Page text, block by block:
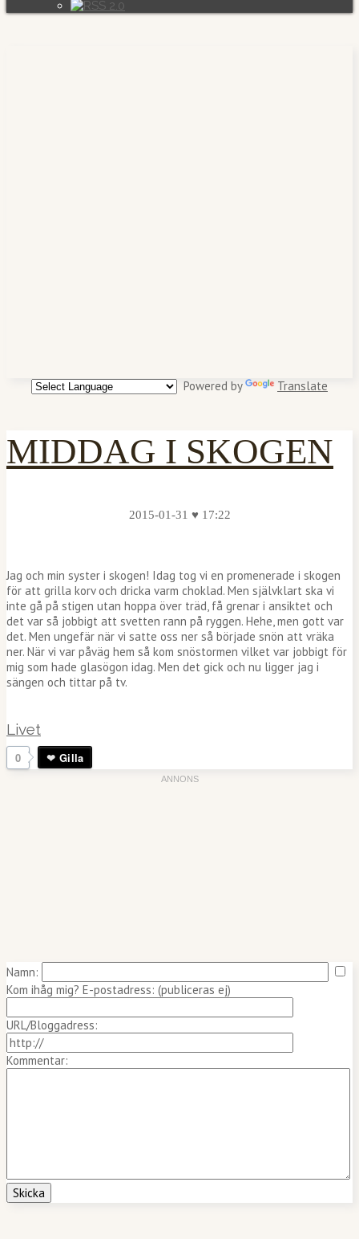
Powered by Translate
MIDDAG I SKOGEN
2015-01-31 ♥ 17:22
Jag och min syster i skogen! Idag tog vi en promenerade i skogen
för att grilla korv och dricka varm choklad. Men självklart ska vi
inte gå på stigen utan hoppa över träd, få grenar i ansiktet och
det var så jobbigt att svetten rann på ryggen. Hehe, men gott var
det. Men ungefär när vi satte oss ner så började snön att vräka
ner. När vi var påväg hem så kom snöstormen vilket var jobbigt för
mig som hade glasögon idag. Men det gick och nu ligger jag i
sängen och tittar på tv.
Livet
0 Gilla
Namn:
Kom ihåg mig? E-postadress: (publiceras ej)
URL/Bloggadress:
Kommentar: